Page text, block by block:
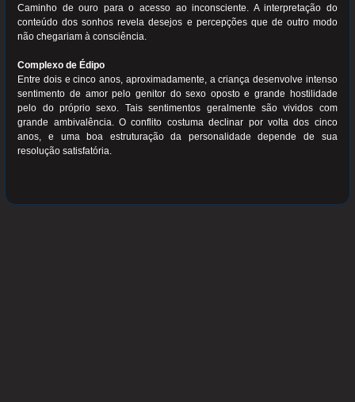
Caminho de ouro para o acesso ao inconsciente. A interpretação do
conteúdo dos sonhos revela desejos e percepções que de outro modo
não chegariam à consciência.
Complexo de Édipo
Entre dois e cinco anos, aproximadamente, a criança desenvolve intenso
sentimento de amor pelo genitor do sexo oposto e grande hostilidade
pelo do próprio sexo. Tais sentimentos geralmente são vividos com
grande ambivalência. O conflito costuma declinar por volta dos cinco
anos, e uma boa estruturação da personalidade depende de sua
resolução satisfatória.